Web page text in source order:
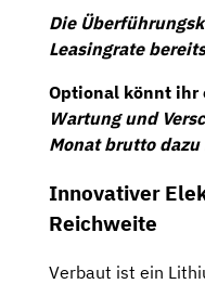
Die
Leasingrate
Optional könnt ihr
Wartung und
Monat brutto dazu
Innovativer
Reichweite
Verbaut ist ein